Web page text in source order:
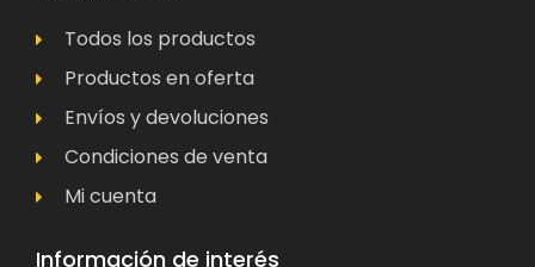
Todos los productos
Productos en oferta
Envíos y devoluciones
Condiciones de venta
Mi cuenta
Información de interés